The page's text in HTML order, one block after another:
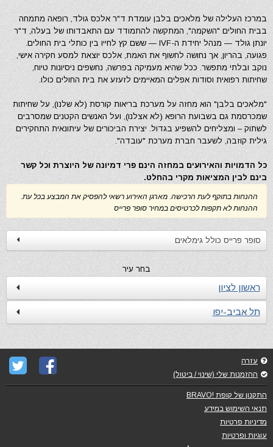
במרכז העלילה של מלאכים בלבן עומדת ד"ר אלכס גולד, רופאה מתמחה
בבית החולים "השקמה", המתקשה להתמודד עם התאבדותו של בעלה, ד"ר
יונתן גולד — מנהל יחידת ה-IVF — ששם קץ לחייו בין כותלי בית החולים.
פגועה, בהריון, אך נחושה לחשוף את האמת, אלכס יוצאת למסע חקירה אישי,
נוקב ובלתי מתפשר. ככל שהיא מעמיקה בפרשה, נחשפים ניסיונות טיוח,
שחיתות רפואית וסודות אפלים המאיימים לזעזע את בית החולים כולו.
"מלאכים בלבן" הוא מחזה על מערכת בריאות קורסת (לא שלנו), על שחיתות
שמכרסמת גם בשבועת הרופא (לא אצלנו), ועל האנשים הקטנים שמסרבים
לשתוק – ומצליחים להשפיע בגדול. יצירת הביכורים של עיתונאית התחקירים
גילית קוזבה, לשעבר חברת מערכת "עובדה".
כל הדמויות והאירועים במחזה הינם פרי דמיונה של היוצרת וכל קשר
בינם לבין המציאות מקרי בהחלט.
ההנחות בתוקף לעת הרכישה. מארגן האירוע רשאי להפסיק את המבצע בכל עת.
ההנחות לא תקפות לכרטיסים במחיר סופר פרייס
סופר פרייס כולל גימלאים
בחר עיר
ראשון לציון
תל אביב-יפו
עזרה
ההזמנות שלי (שינוי / ביטול)
התקנון של קופת !BRAVO
תנאי השימוש במידע
מדיניות פרטיות
עוגיות ופרטיות